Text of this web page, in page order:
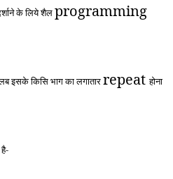
के लिये शैलprogramming
इसके किसि भाग का लगातारrepeatहोना